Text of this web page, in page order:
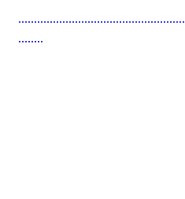
.....................................................
........